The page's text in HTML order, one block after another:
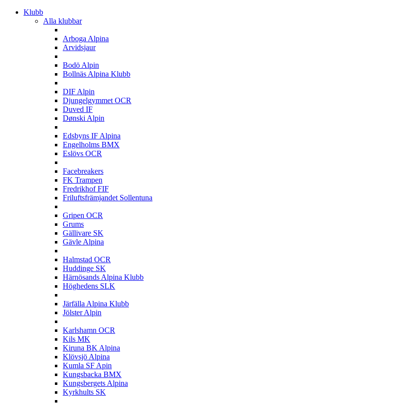
Klubb
Alla klubbar
Arboga Alpina
Arvidsjaur
Bodö Alpin
Bollnäs Alpina Klubb
DIF Alpin
Djungelgymmet OCR
Duved IF
Dønski Alpin
Edsbyns IF Alpina
Engelholms BMX
Eslövs OCR
Facebreakers
FK Trampen
Fredrikhof FIF
Friluftsfrämjandet Sollentuna
Gripen OCR
Grums
Gällivare SK
Gävle Alpina
Halmstad OCR
Huddinge SK
Härnösands Alpina Klubb
Höghedens SLK
Järfälla Alpina Klubb
Jölster Alpin
Karlshamn OCR
Kils MK
Kiruna BK Alpina
Klövsjö Alpina
Kumla SF Apin
Kungsbacka BMX
Kungsbergets Alpina
Kyrkhults SK